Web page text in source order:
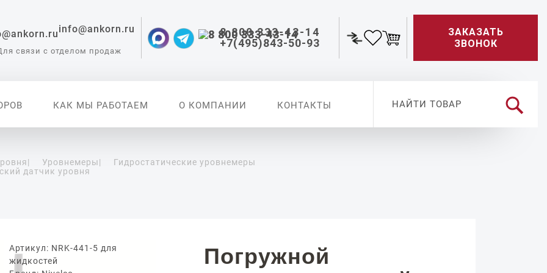
info@ankorn.ru
связи с отделом продаж
8 800 333-43-14
+7(495)843-50-93
ЗАКАЗАТЬ
ЗВОНОК
КАК МЫ РАБОТАЕМ О КОМПАНИИ КОНТАКТЫ
для
| Уровнемеры|
Гидростатические уровнемеры
датчик уровня
Артикул: NRK-441-5 для
жидкостей
Погружной